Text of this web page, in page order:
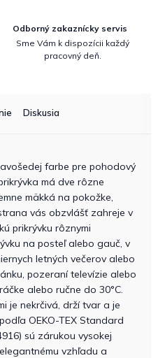
Odborný zakaznícky servis
Sme Vám k dispozícii každý
pracovný deň.
Diskusia
farbe pre pohodový
má dve rôzne
mäkká na pokožke,
vás obzvlášť zahreje v
prikrývku rôznymi
na posteľ alebo gauč, v
letných večerov alebo
pozeraní televízie alebo
alebo ručne do 30°C.
je nekrčivá, drží tvar a je
OEKO-TEX Standard
sú zárukou vysokej
vzhľadu a